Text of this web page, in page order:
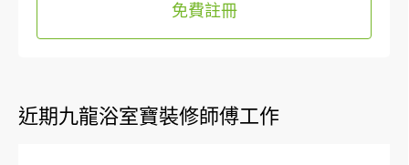
免費註冊
近期九龍浴室寶裝修師傅工作